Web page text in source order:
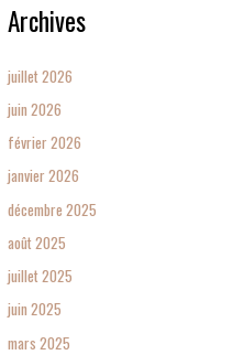
Archives
juillet 2026
juin 2026
février 2026
janvier 2026
décembre 2025
août 2025
juillet 2025
juin 2025
mars 2025